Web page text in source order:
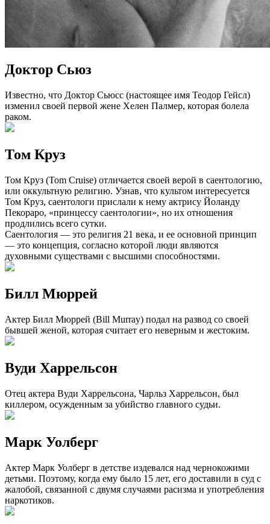
Доктор Сьюз
Известно, что Доктор Сьюсс (настоящее имя Теодор Гейсл)
изменил своей первой жене Хелен Палмер, которая болела
раком.
Том Круз
Том Круз (Tom Cruise) отличается своей верой в саентологию,
или оккультную религию. Узнав, что культом интересуется
Том Круз, саентологи прислали к нему актрису Йоланду
Пекораро, «принцессу саентологии», но их отношения
продлились всего сутки.
Саентология — это религия 21 века, и ее основной принцип
— это концепция, согласно которой люди являются
духовными существами с высшими способностями.
Билл Мюррей
Актер Билл Мюррей (Bill Murray) подал на развод со своей
бывшей женой, которая считает его неверным и жестоким.
Вуди Харрельсон
Отец актера Вуди Харрельсона, Чарльз Харрельсон, был
киллером, осужденным за убийство главного судьи.
Марк Уолберг
Актер Марк Уолберг в детстве издевался над чернокожими
детьми. Поэтому, когда ему было 15 лет, его доставили в суд с
жалобой, связанной с двумя случаями расизма и употребления
наркотиков.